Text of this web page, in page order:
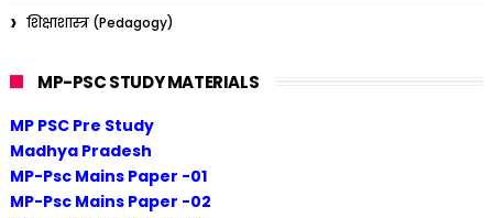
शिक्षाशास्त्र (Pedagogy)
MP-PSC STUDY MATERIALS
MP PSC Pre Study
Madhya Pradesh
MP-Psc Mains Paper -01
MP-Psc Mains Paper -02